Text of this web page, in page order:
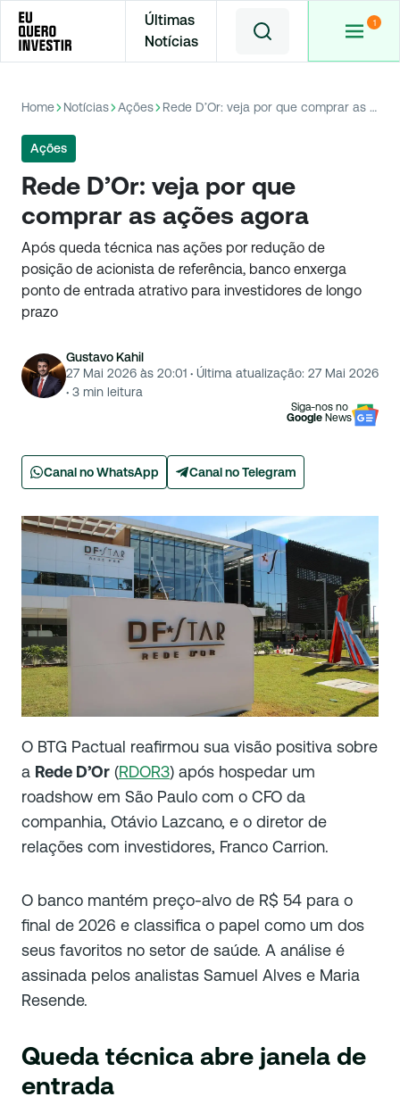
Últimas
Notícias
Home Notícias Ações Rede D’Or: veja por que comprar as ações agora
Ações
Rede D’Or: veja por que
comprar as ações agora
Após queda técnica nas ações por redução de
posição de acionista de referência, banco enxerga
ponto de entrada atrativo para investidores de longo
prazo
Gustavo Kahil
27 Mai 2026 às 20:01 · Última atualização: 27 Mai 2026
· 3 min leitura
Siga-nos no
Google News
Canal no WhatsApp Canal no Telegram
O BTG Pactual reafirmou sua visão positiva sobre
a Rede D’Or (RDOR3) após hospedar um
roadshow em São Paulo com o CFO da
companhia, Otávio Lazcano, e o diretor de
relações com investidores, Franco Carrion.
O banco mantém preço-alvo de R$ 54 para o
final de 2026 e classifica o papel como um dos
seus favoritos no setor de saúde. A análise é
assinada pelos analistas Samuel Alves e Maria
Resende.
Queda técnica abre janela de
entrada